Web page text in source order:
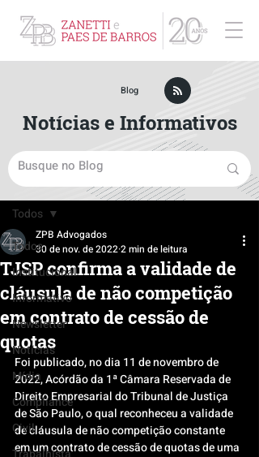
Post
Todos
Institucional
Informativo
Newsletter
Notícias
Mídia
Compliance
Civil
Todos
TJSP confirma a validade de
cláusula de não competição
em contrato de cessão de
quotas
ZPB Advogados
30 de nov. de 20222 min de leitura
Foi publicado, no dia 11 de novembro de
2022, Acórdão da 1ª Câmara Reservada de
Direito Empresarial do Tribunal de Justiça
de São Paulo, o qual reconheceu a validade
de cláusula de não competição constante
em um contrato de cessão de quotas de uma
Blog
Notícias e Informativos